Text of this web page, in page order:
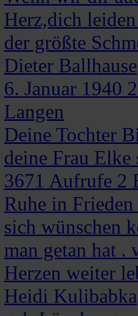
Herz,dich
der größte
Dieter Ballhause
6. Januar 1940
Langen
Deine Tochter
deine Frau
3671 Aufrufe 2
Ruhe in
sich wünschen
man getan hat
Herzen weiter
Heidi Kulibabka